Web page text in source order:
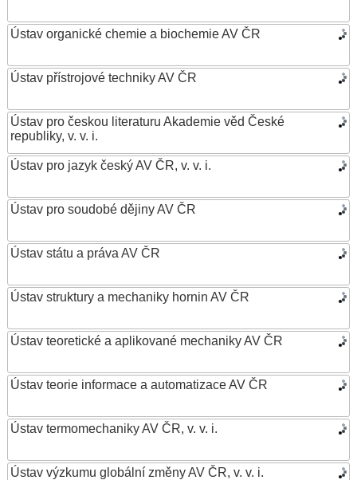
Ústav organické chemie a biochemie AV ČR
Ústav přístrojové techniky AV ČR
Ústav pro českou literaturu Akademie věd České
republiky, v. v. i.
Ústav pro jazyk český AV ČR, v. v. i.
Ústav pro soudobé dějiny AV ČR
Ústav státu a práva AV ČR
Ústav struktury a mechaniky hornin AV ČR
Ústav teoretické a aplikované mechaniky AV ČR
Ústav teorie informace a automatizace AV ČR
Ústav termomechaniky AV ČR, v. v. i.
Ústav výzkumu globální změny AV ČR, v. v. i.